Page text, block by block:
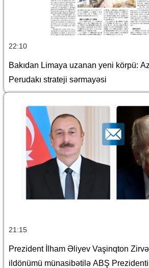
22:10
Bakıdan Limaya uzanan yeni körpü:
Perudakı strateji sərmayəsi
21:15
Prezident İlham Əliyev Vaşinqton
ildönümü münasibətilə ABŞ